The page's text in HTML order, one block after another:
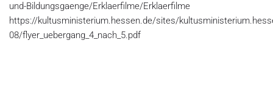
und-Bildungsgaenge/Erklaerfilme/Erklaerfilme
https://kultusministerium.hessen.de/sites/
08/flyer_uebergang_4_nach_5.pdf